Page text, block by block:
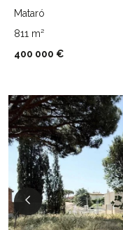
Mataró
811 m²
400 000 €